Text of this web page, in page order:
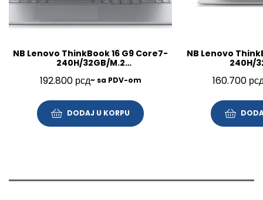
NB Lenovo ThinkBook 16 G9 Core7-
240H/32GB/M.2
192.800 рсд~ sa PDV-om
DODAJ U KORPU
NB Lenovo
240H/
160.700